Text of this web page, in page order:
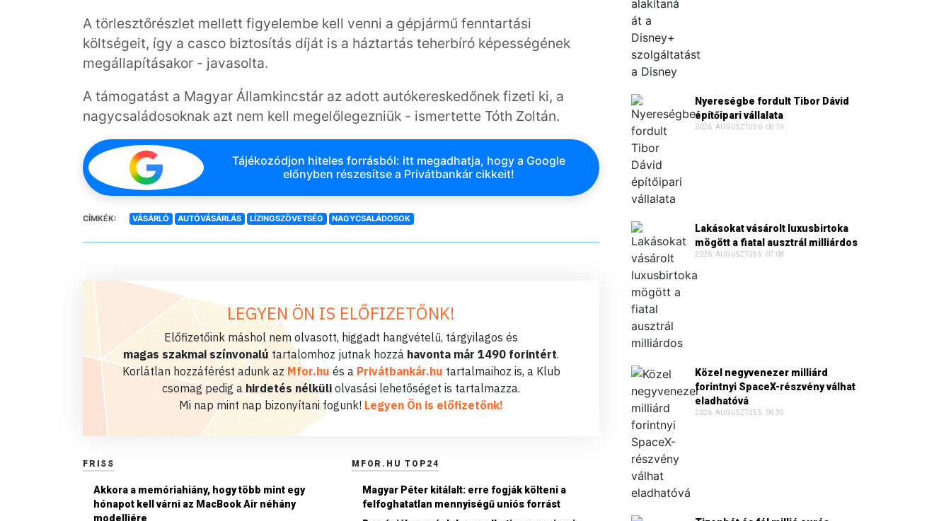
A törlesztőrészlet mellett figyelembe kell venni a gépjármű fenntartási
költségeit, így a casco biztosítás díját is a háztartás teherbíró képességének
megállapításakor - javasolta.
A támogatást a Magyar Államkincstár az adott autókereskedőnek fizeti ki, a
nagycsaládosoknak azt nem kell megelőlegezniük - ismertette Tóth Zoltán.
Tájékozódjon hiteles forrásból: itt megadhatja, hogy a Google
előnyben részesítse a Privátbankár cikkeit!
CÍMKÉK: VÁSÁRLÓ AUTÓVÁSÁRLÁS LÍZINGSZÖVETSÉG NAGYCSALÁDOSOK
LEGYEN ÖN IS ELŐFIZETŐNK!
Előfizetőink máshol nem olvasott, higgadt hangvételű, tárgyilagos és
magas szakmai színvonalú tartalomhoz jutnak hozzá havonta már 1490 forintért.
Korlátlan hozzáférést adunk az Mfor.hu és a Privátbankár.hu tartalmaihoz is, a Klub
csomag pedig a hirdetés nélküli olvasási lehetőséget is tartalmazza.
Mi nap mint nap bizonyítani fogunk! Legyen Ön is előfizetőnk!
FRISS
Akkora a memóriahiány, hogy több mint egy
hónapot kell várni az MacBook Air néhány
modelljére
MFOR.HU TOP24
Magyar Péter kitálalt: erre fogják költeni a
felfoghatatlan mennyiségű uniós forrást
Nyereségbe fordult Tibor Dávid
építőipari vállalata
2026. AUGUSZTUS 6. 08:19
Lakásokat vásárolt luxusbirtoka
mögött a fiatal ausztrál milliárdos
2026. AUGUSZTUS 5. 07:08
Közel negyvenezer milliárd
forintnyi SpaceX-részvény válhat
eladhatóvá
2026. AUGUSZTUS 5. 06:35